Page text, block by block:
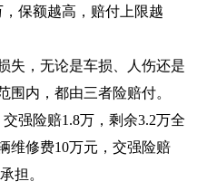
，保额越高，赔付上限越
失，无论是车损、人伤还是
围内，都由三者险赔付。
强险赔1.8万，剩余3.2万全
维修费10万元，交强险赔
担。